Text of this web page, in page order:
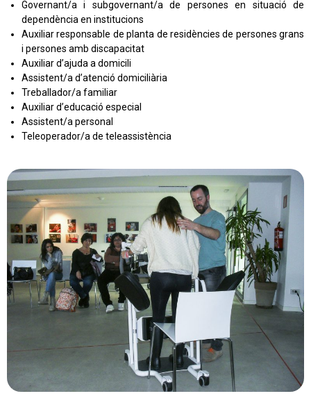
Governant/a i subgovernant/a de persones en situació de
dependència en institucions
Auxiliar responsable de planta de residències de persones grans
i persones amb discapacitat
Auxiliar d’ajuda a domicili
Assistent/a d’atenció domiciliària
Treballador/a familiar
Auxiliar d’educació especial
Assistent/a personal
Teleoperador/a de teleassistència